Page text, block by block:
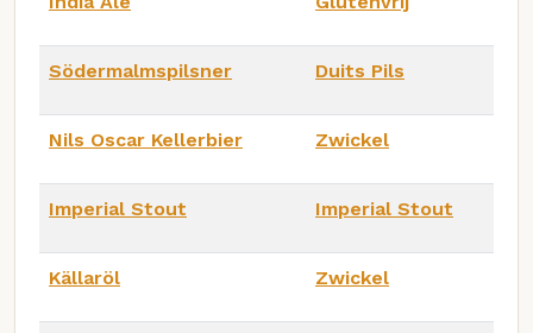
Södermalmspilsner Duits Pils
Nils Oscar Kellerbier Zwickel
Imperial Stout Imperial Stout
Källaröl Zwickel